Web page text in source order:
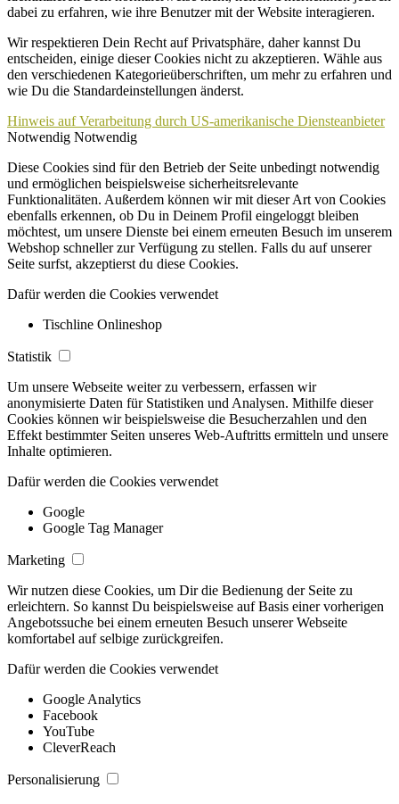
dabei zu erfahren, wie ihre Benutzer mit der Website interagieren.
Wir respektieren Dein Recht auf Privatsphäre, daher kannst Du
entscheiden, einige dieser Cookies nicht zu akzeptieren. Wähle aus
den verschiedenen Kategorieüberschriften, um mehr zu erfahren und
wie Du die Standardeinstellungen änderst.
Hinweis auf Verarbeitung durch US-amerikanische Diensteanbieter
Notwendig Notwendig
Diese Cookies sind für den Betrieb der Seite unbedingt notwendig
und ermöglichen beispielsweise sicherheitsrelevante
Funktionalitäten. Außerdem können wir mit dieser Art von Cookies
ebenfalls erkennen, ob Du in Deinem Profil eingeloggt bleiben
möchtest, um unsere Dienste bei einem erneuten Besuch im unserem
Webshop schneller zur Verfügung zu stellen. Falls du auf unserer
Seite surfst, akzeptierst du diese Cookies.
Dafür werden die Cookies verwendet
Tischline Onlineshop
Statistik
Um unsere Webseite weiter zu verbessern, erfassen wir
anonymisierte Daten für Statistiken und Analysen. Mithilfe dieser
Cookies können wir beispielsweise die Besucherzahlen und den
Effekt bestimmter Seiten unseres Web-Auftritts ermitteln und unsere
Inhalte optimieren.
Dafür werden die Cookies verwendet
Google
Google Tag Manager
Marketing
Wir nutzen diese Cookies, um Dir die Bedienung der Seite zu
erleichtern. So kannst Du beispielsweise auf Basis einer vorherigen
Angebotssuche bei einem erneuten Besuch unserer Webseite
komfortabel auf selbige zurückgreifen.
Dafür werden die Cookies verwendet
Google Analytics
Facebook
YouTube
CleverReach
Personalisierung